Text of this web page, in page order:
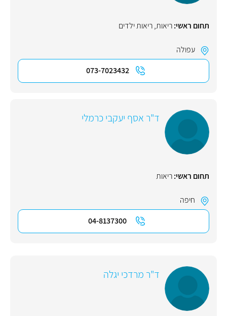
תחום ראשי:ריאות,ריאות ילדים
עפולה
073-7023432
ד"ר אסף יעקבי כרמלי
תחום ראשי:ריאות
חיפה
04-8137300
ד"ר מרדכי יגלה